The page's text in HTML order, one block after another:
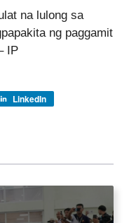
na lulong sa
ng paggamit
IP
LinkedIn